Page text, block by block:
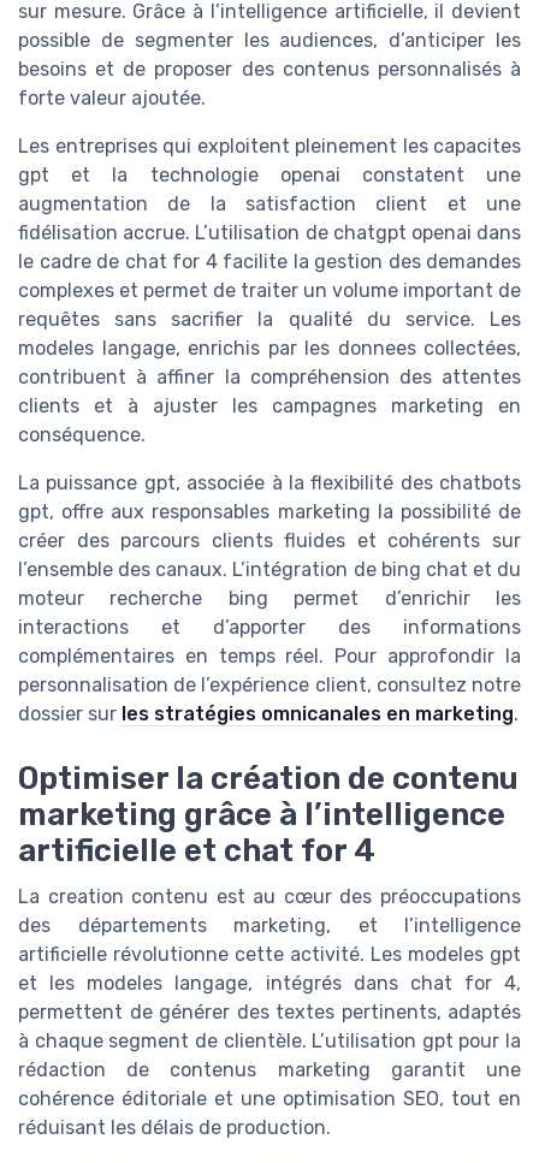
sur mesure. Grâce à l’intelligence artificielle, il devient
possible de segmenter les audiences, d’anticiper les
besoins et de proposer des contenus personnalisés à
forte valeur ajoutée.
Les entreprises qui exploitent pleinement les capacites
gpt et la technologie openai constatent une
augmentation de la satisfaction client et une
fidélisation accrue. L’utilisation de chatgpt openai dans
le cadre de chat for 4 facilite la gestion des demandes
complexes et permet de traiter un volume important de
requêtes sans sacrifier la qualité du service. Les
modeles langage, enrichis par les donnees collectées,
contribuent à affiner la compréhension des attentes
clients et à ajuster les campagnes marketing en
conséquence.
La puissance gpt, associée à la flexibilité des chatbots
gpt, offre aux responsables marketing la possibilité de
créer des parcours clients fluides et cohérents sur
l’ensemble des canaux. L’intégration de bing chat et du
moteur recherche bing permet d’enrichir les
interactions et d’apporter des informations
complémentaires en temps réel. Pour approfondir la
personnalisation de l’expérience client, consultez notre
dossier sur les stratégies omnicanales en marketing.
Optimiser la création de contenu
marketing grâce à l’intelligence
artificielle et chat for 4
La creation contenu est au cœur des préoccupations
des départements marketing, et l’intelligence
artificielle révolutionne cette activité. Les modeles gpt
et les modeles langage, intégrés dans chat for 4,
permettent de générer des textes pertinents, adaptés
à chaque segment de clientèle. L’utilisation gpt pour la
rédaction de contenus marketing garantit une
cohérence éditoriale et une optimisation SEO, tout en
réduisant les délais de production.